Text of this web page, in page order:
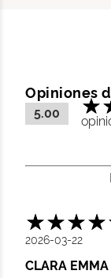
Opiniones
5.00
2026-03-22
CLARA EMMA